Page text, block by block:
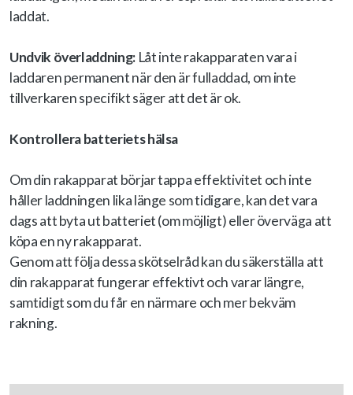
laddat.
Undvik överladdning:Låt inte rakapparaten vara i
laddaren permanent när den är fulladdad, om inte
tillverkaren specifikt säger att det är ok.
Kontrollera batteriets hälsa
Om din rakapparat börjar tappa effektivitet och inte
håller laddningen lika länge som tidigare, kan det vara
dags att byta ut batteriet (om möjligt) eller överväga att
köpa en ny rakapparat.
Genom att följa dessa skötselråd kan du säkerställa att
din rakapparat fungerar effektivt och varar längre,
samtidigt som du får en närmare och mer bekväm
rakning.